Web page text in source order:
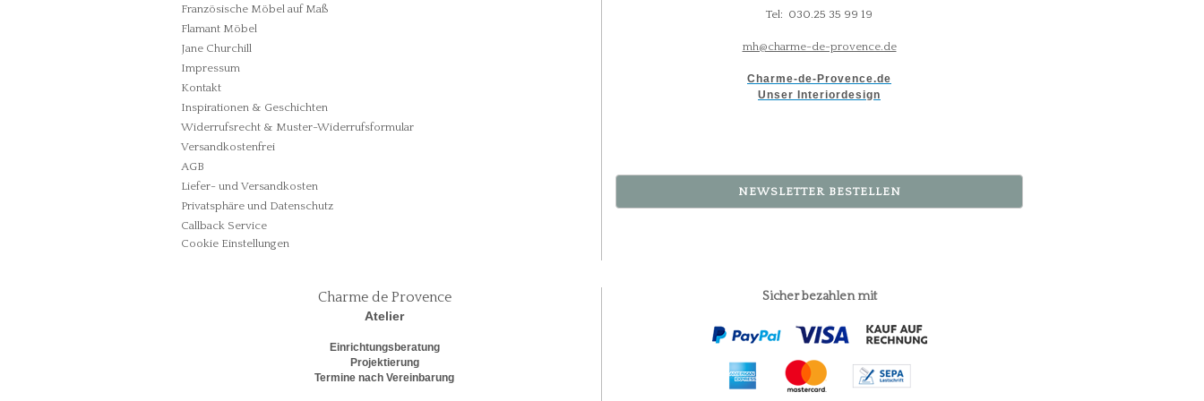
Französische Möbel auf Maß
Flamant Möbel
Jane Churchill
Impressum
Kontakt
Inspirationen & Geschichten
Widerrufsrecht & Muster-Widerrufsformular
Versandkostenfrei
AGB
Liefer- und Versandkosten
Privatsphäre und Datenschutz
Callback Service
Cookie Einstellungen
Tel: 030.25 35 99 19
mh@charme-de-provence.de
Charme-de-Provence.de
Unser Interiordesign
NEWSLETTER BESTELLEN
Charme de Provence
Atelier
Einrichtungsberatung
Projektierung
Termine nach Vereinbarung
Sicher bezahlen mit